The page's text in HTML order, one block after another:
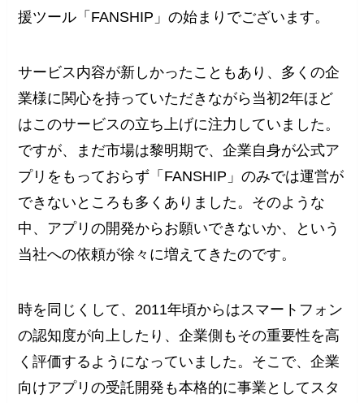
援ツール「FANSHIP」の始まりでございます。
サービス内容が新しかったこともあり、多くの企
業様に関心を持っていただきながら当初2年ほど
はこのサービスの立ち上げに注力していました。
ですが、まだ市場は黎明期で、企業自身が公式ア
プリをもっておらず「FANSHIP」のみでは運営が
できないところも多くありました。そのような
中、アプリの開発からお願いできないか、という
当社への依頼が徐々に増えてきたのです。
時を同じくして、2011年頃からはスマートフォン
の認知度が向上したり、企業側もその重要性を高
く評価するようになっていました。そこで、企業
向けアプリの受託開発も本格的に事業としてスタ